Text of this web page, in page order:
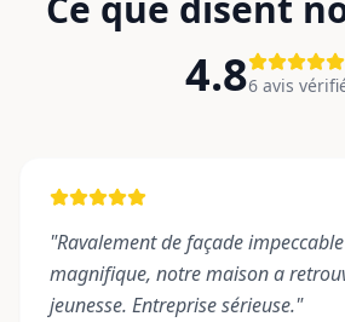
4.86 avis
"Ravalement de façade
magnifique, notre maison a
jeunesse. Entreprise sérieuse."